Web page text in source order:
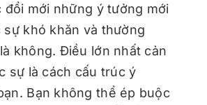
đổi mới những ý tưởng mới
khó khăn và thường
không. Điều lớn nhất cản
sự là cách cấu trúc ý
Bạn không thể ép buộc